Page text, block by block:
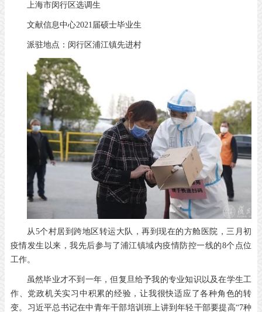
上海市闵行区选调生
文献信息中心2021届硕士毕业生
派驻地点：闵行区浦江镇先进村
从5个村居到跨地区转运大队，再到现在的方舱医院，三月初
疫情发生以来，我先后参与了浦江镇域内疫情防控一线的8个点位
工作。
虽然毕业才不到一年，但复旦给予我的专业知识以及在学生工
作、党政机关实习中积累的经验，让我很快适应了各种角色的转
变。习近平总书记在中青年干部培训班上讲到年轻干部要提高“7种